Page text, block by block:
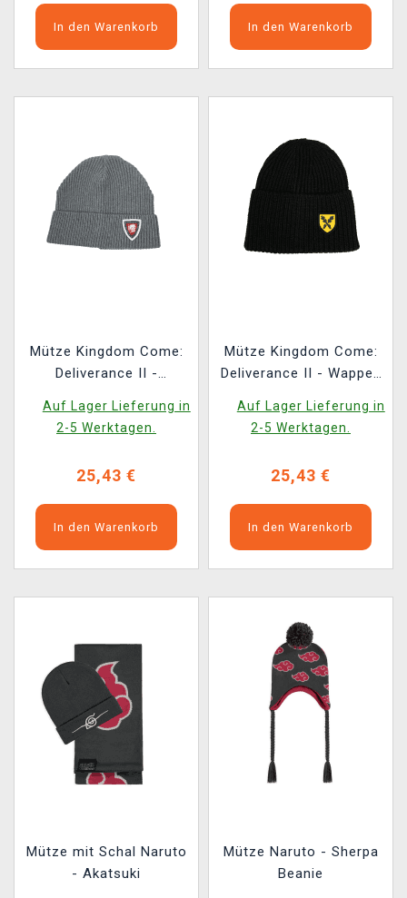
In den Warenkorb In den Warenkorb
Mütze Kingdom Come:
Deliverance II -
Audentes Fortuna Iuvat
Auf Lager Lieferung in
2-5 Werktagen.
25,43 €
In den Warenkorb
Mütze Kingdom Come:
Deliverance II - Wappen
Pirkstein
Auf Lager Lieferung in
2-5 Werktagen.
25,43 €
In den Warenkorb
Mütze mit Schal Naruto
- Akatsuki
Mütze Naruto - Sherpa
Beanie